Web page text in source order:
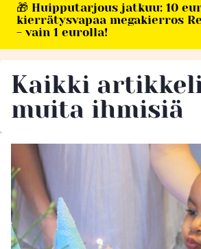
🎁 Huipputarjous jatkuu: 10
kierrätysvapaa megakierros
- vain 1 eurolla!
Kaikki
muita ihmisiä